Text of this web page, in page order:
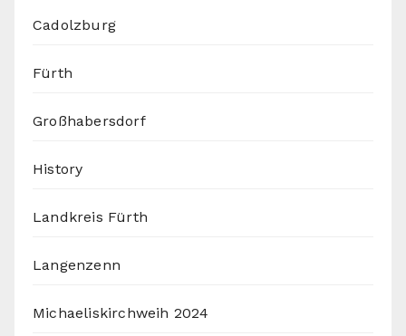
Cadolzburg
Fürth
Großhabersdorf
History
Landkreis Fürth
Langenzenn
Michaeliskirchweih 2024